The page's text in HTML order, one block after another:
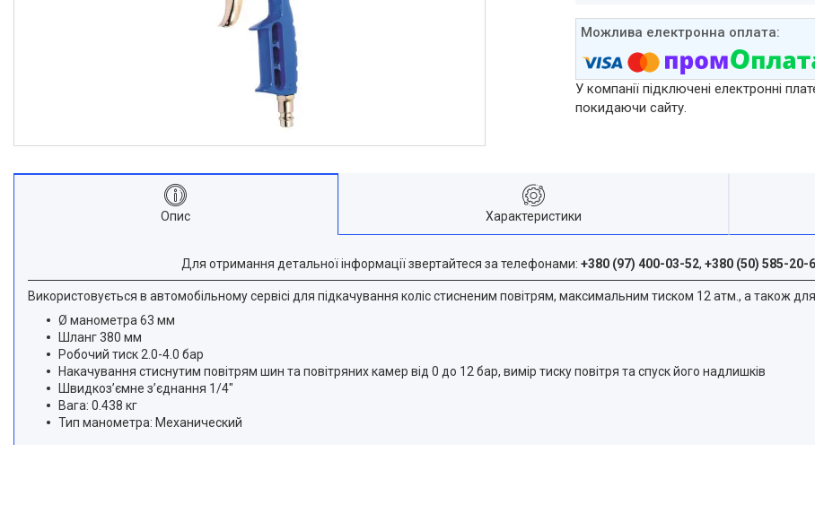
У компанії підключені електронні
покидаючи сайту.
Опис Характеристики
Для отримання детальної інформації звертайтеся за телефонами: +380 (97) 400-03-52, +380 (50) 585-20-
Використовується в автомобільному сервісі для підкачування коліс стисненим повітрям, максимальним тиском 12 атм., а також
Ø манометра 63 мм
Шланг 380 мм
Робочий тиск 2.0-4.0 бар
Накачування стиснутим повітрям шин та повітряних камер від 0 до 12 бар, вимір тиску повітря та спуск його надлишків
Швидкоз’ємне з’єднання 1/4"
Вага: 0.438 кг
Тип манометра: Механический